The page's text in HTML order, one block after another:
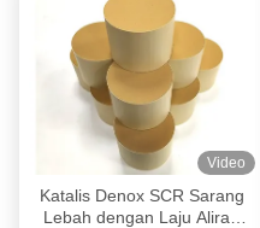
Video
Katalis Denox SCR Sarang
Lebah dengan Laju Aliran